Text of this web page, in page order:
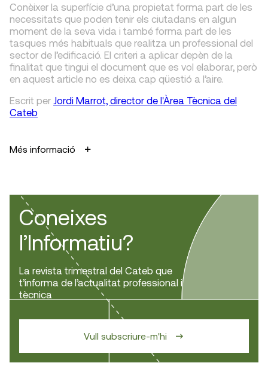
Conèixer la superfície d’una propietat forma part de les
necessitats que poden tenir els ciutadans en algun
moment de la seva vida i també forma part de les
tasques més habituals que realitza un professional del
sector de l’edificació. El criteri a aplicar depèn de la
finalitat que tingui el document que es vol elaborar, però
en aquest article no es deixa cap qüestió a l’aire.
Escrit per Jordi Marrot, director de l'Àrea Tècnica del
Cateb
Més informació
Coneixes
l’Informatiu?
La revista trimestral del Cateb que
t’informa de l’actualitat professional i
tècnica
Vull subscriure-m'hi